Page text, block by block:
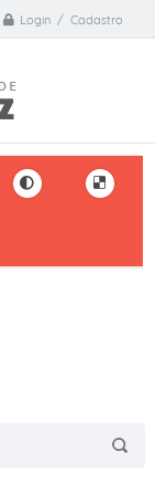
Login / Cadastro